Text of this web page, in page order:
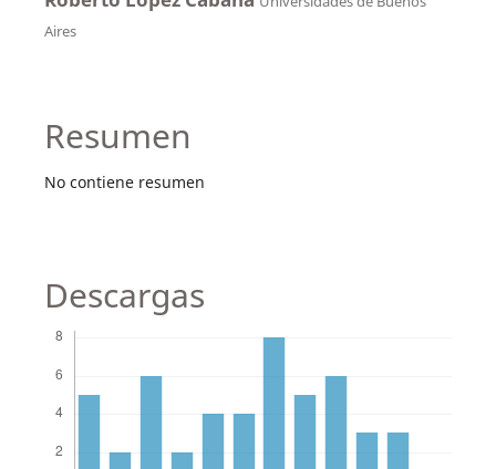
Aires
Resumen
No contiene resumen
Descargas